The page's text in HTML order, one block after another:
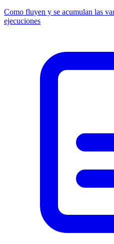
Como fluyen y se acumulan las
ejecuciones